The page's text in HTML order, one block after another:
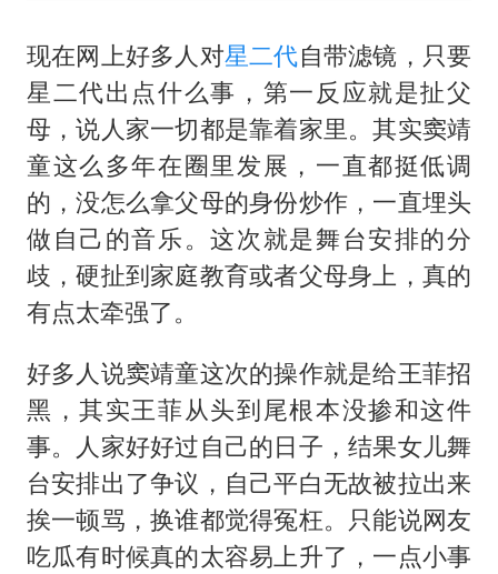
现在网上好多人对星二代自带滤镜，只要
星二代出点什么事，第一反应就是扯父
母，说人家一切都是靠着家里。其实窦靖
童这么多年在圈里发展，一直都挺低调
的，没怎么拿父母的身份炒作，一直埋头
做自己的音乐。这次就是舞台安排的分
歧，硬扯到家庭教育或者父母身上，真的
有点太牵强了。
好多人说窦靖童这次的操作就是给王菲招
黑，其实王菲从头到尾根本没掺和这件
事。人家好好过自己的日子，结果女儿舞
台安排出了争议，自己平白无故被拉出来
挨一顿骂，换谁都觉得冤枉。只能说网友
吃瓜有时候真的太容易上升了，一点小事